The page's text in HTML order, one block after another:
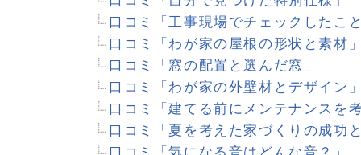
口コミ「失敗しない家づくりのコツ 業者選び編」
イエマガサポーター発 ク
マイホームへようこそ
家づくり便利ノート
見積もり白書